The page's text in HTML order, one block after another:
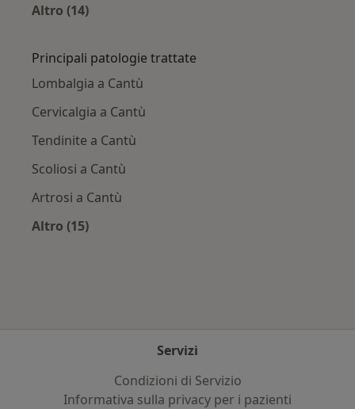
Altro (14)
Principali patologie trattate
Lombalgia a Cantù
Cervicalgia a Cantù
Tendinite a Cantù
Scoliosi a Cantù
Artrosi a Cantù
Altro (15)
Servizi
Condizioni di Servizio
Informativa sulla privacy per i pazienti